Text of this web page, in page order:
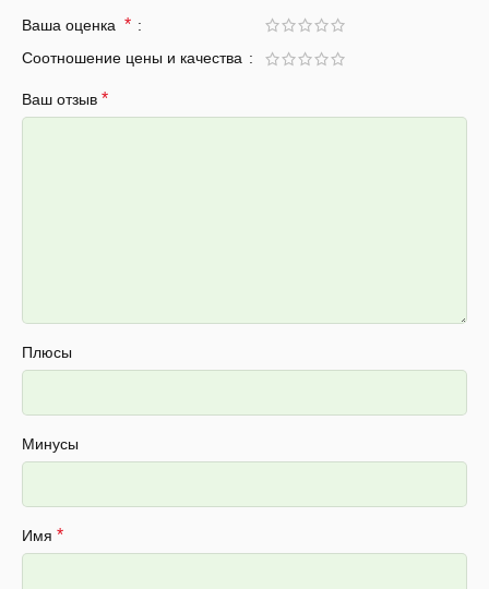
Ваша оценка *
Соотношение цены и качества
Ваш отзыв *
Плюсы
Минусы
Имя *